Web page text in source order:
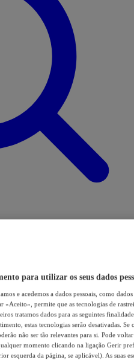
HubA BOLA SUGEREBarba
para utilizar os seus dados
e acedemos a dados pessoais, como
«Aceito», permite que as tecnologias de
tratamos dados para as seguintes
estas tecnologias serão desativadas. Se
não ser tão relevantes para si. Pode voltar
momento clicando na ligação Gerir
esquerda da página, se aplicável). As suas